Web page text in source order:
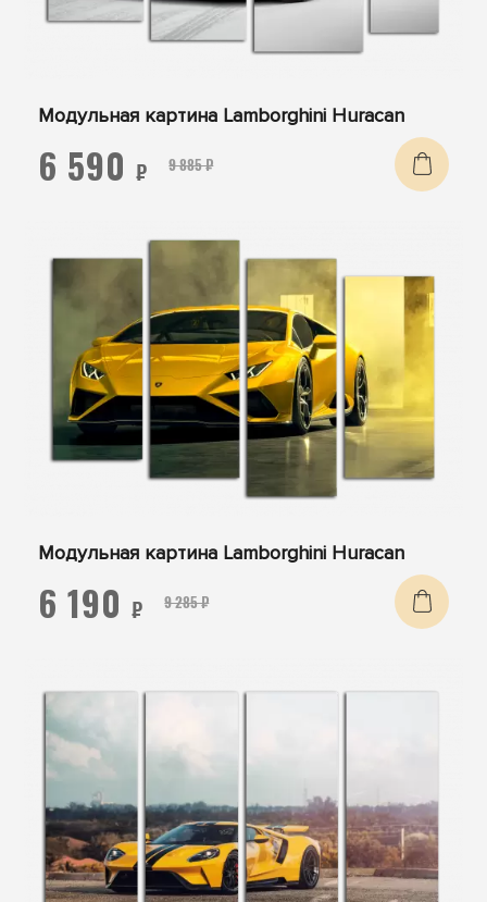
Модульная картина Lamborghini Huracan
9 885 ₽
6 590 ₽
Модульная картина Lamborghini Huracan
9 285 ₽
6 190 ₽